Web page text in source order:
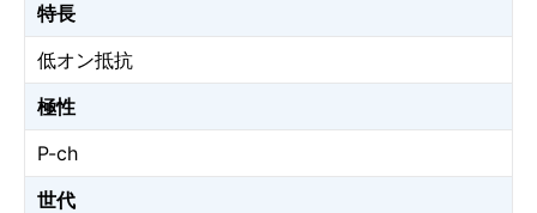
特長
低オン抵抗
極性
P-ch
世代